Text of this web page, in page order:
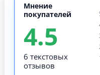
Мнение
покупателей
4.5
6 текстовых
отзывов